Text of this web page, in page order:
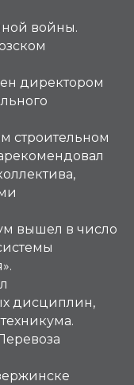
войны.
директором
строительном
вышел в число
дисциплин,